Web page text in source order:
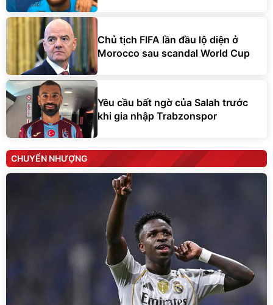
Chủ tịch FIFA lần đầu lộ diện ở
Morocco sau scandal World Cup
Yêu cầu bất ngờ của Salah trước
khi gia nhập Trabzonspor
CHUYỂN NHƯỢNG